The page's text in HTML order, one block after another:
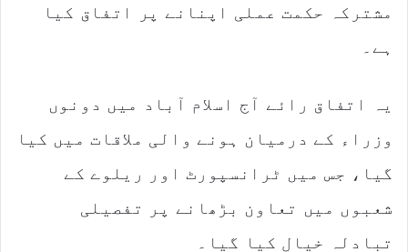
مشترکہ حکمت عملی اپنانے پر اتفاق کیا
ہے۔
یہ اتفاق رائے آج اسلام آباد میں دونوں
وزراء کے درمیان ہونے والی ملاقات میں کیا
گیا، جس میں ٹرانسپورٹ اور ریلوے کے
شعبوں میں تعاون بڑھانے پر تفصیلی
تبادلہ خیال کیا گیا۔